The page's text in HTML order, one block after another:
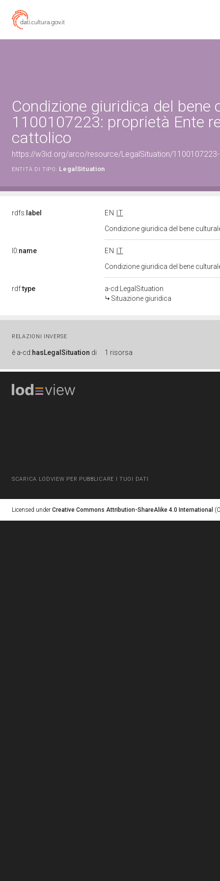
Condizione giuridica del bene
1100107223: proprietà Ente
cattolico
https://w3id.org/arco/resource/LegalSituation/
ENTITÀ DI TIPO: LegalSituation
rdfs: label EN
IT
Condizione giuridica del bene
l0:name EN
IT
Condizione giuridica del bene
rdf:type
a-cd:LegalSituation
Situazione giuridica
RELAZIONI INVERSE
è a-cd:hasLegalSituation di 1 risorsa
SCARICA LODVIEW PER PUBBLICARE I TUOI DATI
Licensed under Creative Commons Attribution-ShareAlike 4.0 International